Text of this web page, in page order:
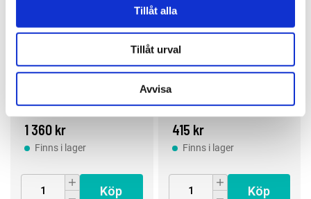
Tillåt alla
Tillåt urval
Avvisa
3M
Adflo™ Gasfilter,
1 360 kr
Finns i lager
Köp
3M
Allim 0,5 l
415 kr
Finns i lager
Köp